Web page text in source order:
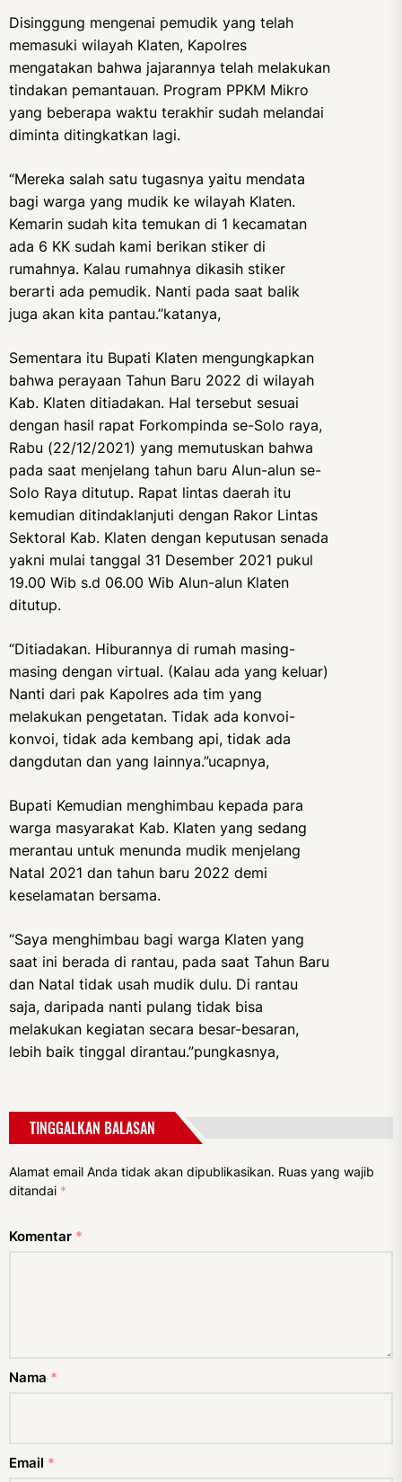
Disinggung mengenai pemudik yang telah
memasuki wilayah Klaten, Kapolres
mengatakan bahwa jajarannya telah melakukan
tindakan pemantauan. Program PPKM Mikro
yang beberapa waktu terakhir sudah melandai
diminta ditingkatkan lagi.
“Mereka salah satu tugasnya yaitu mendata
bagi warga yang mudik ke wilayah Klaten.
Kemarin sudah kita temukan di 1 kecamatan
ada 6 KK sudah kami berikan stiker di
rumahnya. Kalau rumahnya dikasih stiker
berarti ada pemudik. Nanti pada saat balik
juga akan kita pantau.”katanya,
Sementara itu Bupati Klaten mengungkapkan
bahwa perayaan Tahun Baru 2022 di wilayah
Kab. Klaten ditiadakan. Hal tersebut sesuai
dengan hasil rapat Forkompinda se-Solo raya,
Rabu (22/12/2021) yang memutuskan bahwa
pada saat menjelang tahun baru Alun-alun se-
Solo Raya ditutup. Rapat lintas daerah itu
kemudian ditindaklanjuti dengan Rakor Lintas
Sektoral Kab. Klaten dengan keputusan senada
yakni mulai tanggal 31 Desember 2021 pukul
19.00 Wib s.d 06.00 Wib Alun-alun Klaten
ditutup.
“Ditiadakan. Hiburannya di rumah masing-
masing dengan virtual. (Kalau ada yang keluar)
Nanti dari pak Kapolres ada tim yang
melakukan pengetatan. Tidak ada konvoi-
konvoi, tidak ada kembang api, tidak ada
dangdutan dan yang lainnya.”ucapnya,
Bupati Kemudian menghimbau kepada para
warga masyarakat Kab. Klaten yang sedang
merantau untuk menunda mudik menjelang
Natal 2021 dan tahun baru 2022 demi
keselamatan bersama.
“Saya menghimbau bagi warga Klaten yang
saat ini berada di rantau, pada saat Tahun Baru
dan Natal tidak usah mudik dulu. Di rantau
saja, daripada nanti pulang tidak bisa
melakukan kegiatan secara besar-besaran,
lebih baik tinggal dirantau.”pungkasnya,
TINGGALKAN BALASAN
Alamat email Anda tidak akan dipublikasikan. Ruas yang wajib
ditandai *
Komentar *
Nama *
Email *